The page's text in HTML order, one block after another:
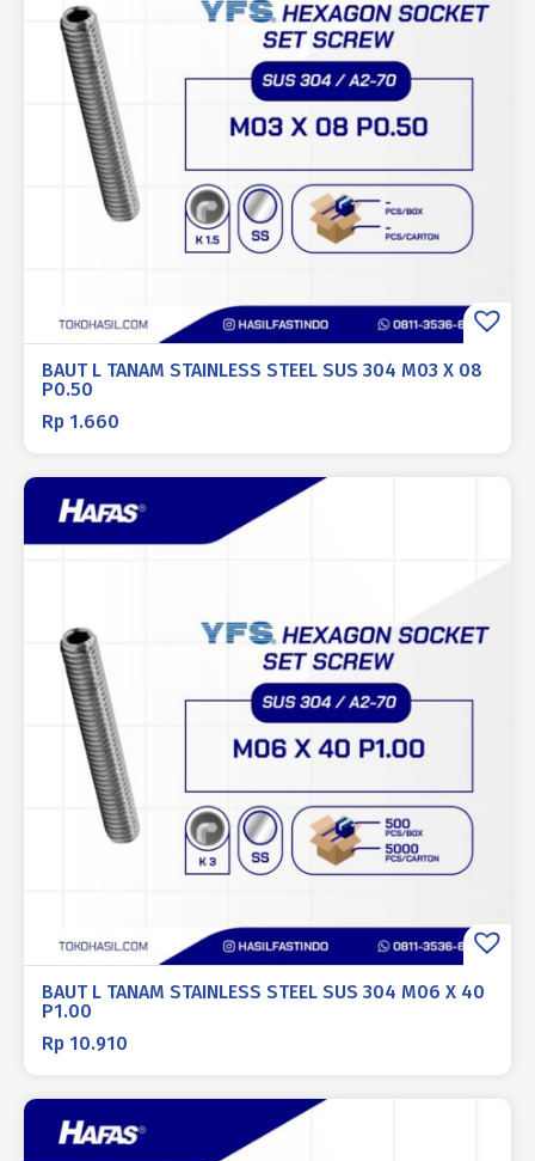
BAUT L TANAM STAINLESS STEEL SUS 304 M03 X 08
P0.50
Rp 1.660
BAUT L TANAM STAINLESS STEEL SUS 304 M06 X 40
P1.00
Rp 10.910